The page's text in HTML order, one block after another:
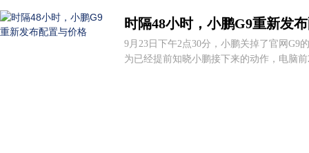
时隔48小时，小鹏G9重新发
9月23日下午2点30分，小鹏关掉了官网G9
为已经提前知晓小鹏接下来的动作，电脑